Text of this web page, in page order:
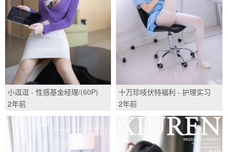
小逗逗 - 性感基金经理/(60P)
2年前
十万珍吱伏特福利 - 护理实习
生/(125P)
2年前